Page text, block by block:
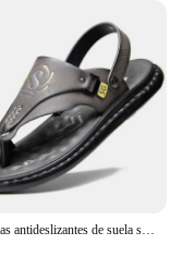
Sandalias antideslizantes de suela suave para hombre, zapatos de playa cómodos para exteriores, zapatillas de lujo de alta calidad, Verano